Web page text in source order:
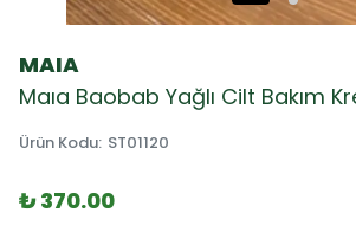
MAIA
Maıa Baobab Yağlı Cilt Bakım
Ürün Kodu: ST01120
₺ 370.00